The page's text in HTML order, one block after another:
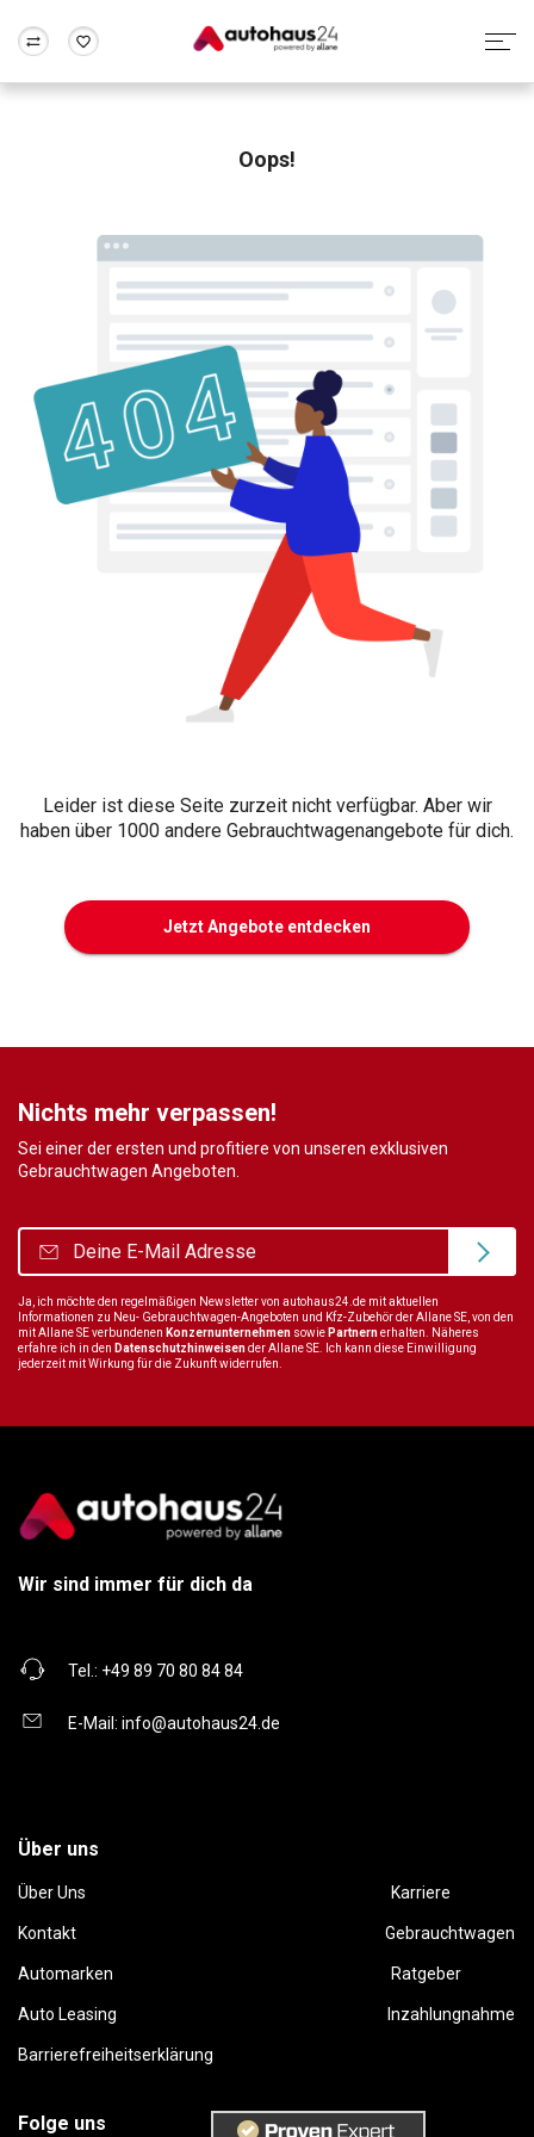
Rund um die Inzahlungnahme
Oops!
Leider ist diese Seite zurzeit nicht verfügbar. Aber wir
haben über 1000 andere Gebrauchtwagenangebote für dich.
Jetzt Angebote entdecken
Nichts mehr verpassen!
Sei einer der ersten und profitiere von unseren exklusiven
Gebrauchtwagen Angeboten.
Ja, ich möchte den regelmäßigen Newsletter von autohaus24.de mit aktuellen
Informationen zu Neu- Gebrauchtwagen-Angeboten und Kfz-Zubehör der Allane SE, von den
mit Allane SE verbundenen Konzernunternehmen sowie Partnernerhalten. Näheres
erfahre ich in den Datenschutzhinweisender Allane SE. Ich kann diese Einwilligung
jederzeit mit Wirkung für die Zukunft widerrufen.
Wir sind immer für dich da
Tel.: +49 89 70 80 84 84
E-Mail: info@autohaus24.de
Über uns
Über Uns Karriere
Kontakt Gebrauchtwagen
Automarken Ratgeber
Auto Leasing Inzahlungnahme
Barrierefreiheitserklärung
Folge uns